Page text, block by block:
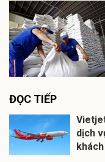
ĐỌC TIẾP
dịch